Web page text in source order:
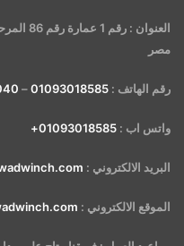
مصر
رقم الهاتف : 01093018585
–
واتس اب : 01093018585+
البريد الالكتروني :
الموقع الالكتروني :